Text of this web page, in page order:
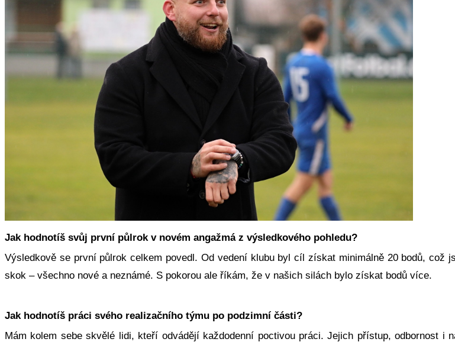
Jak hodnotíš svůj první půlrok v novém angažmá z výsledkového pohledu?
Výsledkově se první půlrok celkem povedl. Od vedení klubu byl cíl získat minimálně 20 bodů,
skok – všechno nové a neznámé. S pokorou ale říkám, že v našich silách bylo získat bodů více.
Jak hodnotíš práci svého realizačního týmu po podzimní části?
Mám kolem sebe skvělé lidi, kteří odvádějí každodenní poctivou práci. Jejich přístup, odbornost